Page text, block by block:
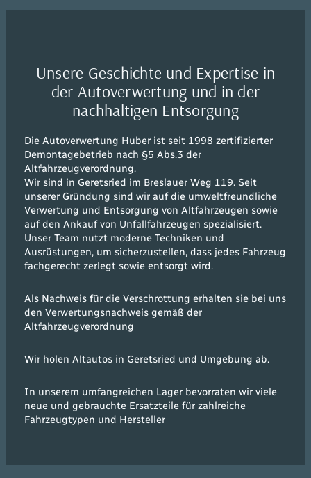
Unsere Geschichte und Expertise in
der Autoverwertung und in der
nachhaltigen Entsorgung
Die Autoverwertung Huber ist seit 1998 zertifizierter
Demontagebetrieb nach §5 Abs.3 der
Altfahrzeugverordnung.
Wir sind in Geretsried im Breslauer Weg 119. Seit
unserer Gründung sind wir auf die umweltfreundliche
Verwertung und Entsorgung von Altfahrzeugen sowie
auf den Ankauf von Unfallfahrzeugen spezialisiert.
Unser Team nutzt moderne Techniken und
Ausrüstungen, um sicherzustellen, dass jedes Fahrzeug
fachgerecht zerlegt sowie entsorgt wird.
Als Nachweis für die Verschrottung erhalten sie bei uns
den Verwertungsnachweis gemäß der
Altfahrzeugverordnung
Wir holen Altautos in Geretsried und Umgebung ab.
In unserem umfangreichen Lager bevorraten wir viele
neue und gebrauchte Ersatzteile für zahlreiche
Fahrzeugtypen und Hersteller